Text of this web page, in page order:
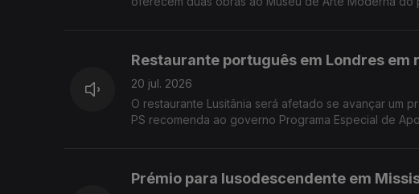
Restaurante português em Londres em
20 jul. 2026
O restaurante Lusitânia será afetado se avançar um
PS recomenda ao governo Programa Especial de
Prémio para lusodescendente em